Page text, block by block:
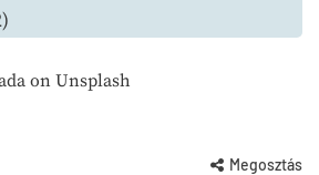
on Unsplash
Megosztás